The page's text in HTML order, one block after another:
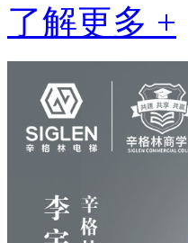
了解更多 +